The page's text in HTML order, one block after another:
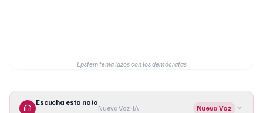
Epstein tenía lazos con los demócratas
Escucha esta nota
Nueva Voz · IA Nueva Voz